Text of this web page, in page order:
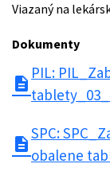
Viazaný na
Dokumenty
description
PIL:
description
SPC:
obalene